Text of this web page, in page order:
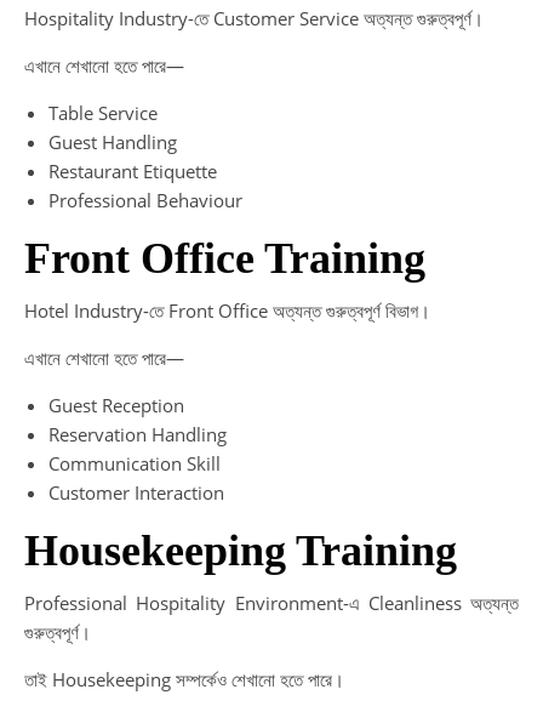
Hospitality Industry-তে Customer Service অত্যন্ত গুরুত্বপূর্ণ।
এখানে শেখানো হতে পারে—
Table Service
Guest Handling
Restaurant Etiquette
Professional Behaviour
Front Office Training
Hotel Industry-তে Front Office অত্যন্ত গুরুত্বপূর্ণ বিভাগ।
এখানে শেখানো হতে পারে—
Guest Reception
Reservation Handling
Communication Skill
Customer Interaction
Housekeeping Training
Professional Hospitality Environment-এ Cleanliness অত্যন্ত
গুরুত্বপূর্ণ।
তাই Housekeeping সম্পর্কেও শেখানো হতে পারে।